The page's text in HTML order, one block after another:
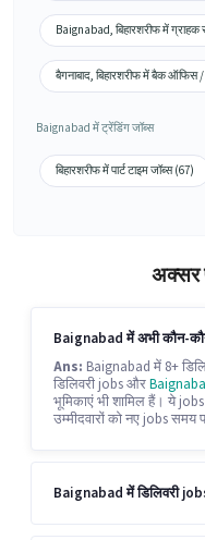
Baignabad, बिहारशरीफ में ग्राहक
बैगनाबाद, बिहारशरीफ में बैक ऑफिस /
Baignabad में ट्रेंडिंग जॉब्स
बिहारशरीफ में पार्ट टाइम जॉब्स (67)
अक्सर
Baignabad में अभी कौन-
Ans: Baignabad में 8+
डिलिवरी jobs और
भूमिकाएं भी शामिल हैं। ये
उम्मीदवारों को नए jobs समय
Baignabad में डिलिवरी